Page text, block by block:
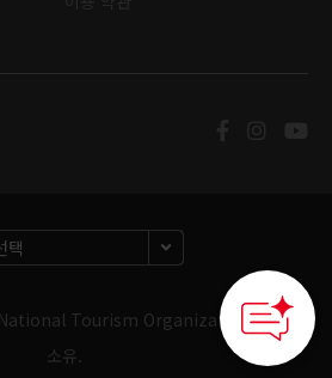
Tourism Organization. 판권
소유.